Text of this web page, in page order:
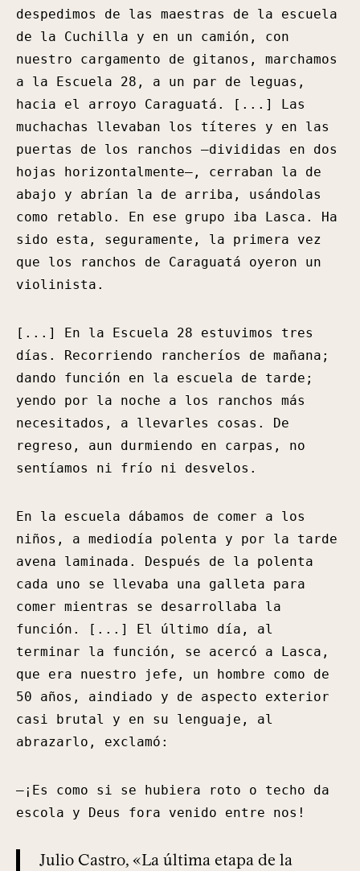
despedimos de las maestras de la escuela
de la Cuchilla y en un camión, con
nuestro cargamento de gitanos, marchamos
a la Escuela 28, a un par de leguas,
hacia el arroyo Caraguatá. [...] Las
muchachas llevaban los títeres y en las
puertas de los ranchos —divididas en dos
hojas horizontalmente—, cerraban la de
abajo y abrían la de arriba, usándolas
como retablo. En ese grupo iba Lasca. Ha
sido esta, seguramente, la primera vez
que los ranchos de Caraguatá oyeron un
violinista.
[...] En la Escuela 28 estuvimos tres
días. Recorriendo rancheríos de mañana;
dando función en la escuela de tarde;
yendo por la noche a los ranchos más
necesitados, a llevarles cosas. De
regreso, aun durmiendo en carpas, no
sentíamos ni frío ni desvelos.
En la escuela dábamos de comer a los
niños, a mediodía polenta y por la tarde
avena laminada. Después de la polenta
cada uno se llevaba una galleta para
comer mientras se desarrollaba la
función. [...] El último día, al
terminar la función, se acercó a Lasca,
que era nuestro jefe, un hombre como de
50 años, aindiado y de aspecto exterior
casi brutal y en su lenguaje, al
abrazarlo, exclamó:
—¡Es como si se hubiera roto o techo da
escola y Deus fora venido entre nos!
Julio Castro, «La última etapa de la